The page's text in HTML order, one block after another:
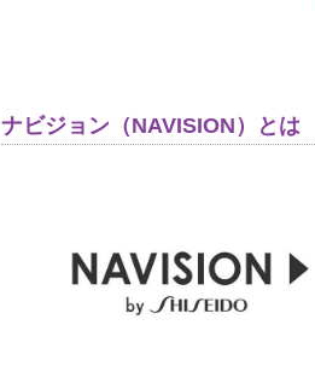
2024/01/14
鼻の毛穴が気になっていたので
ナビジョン（NAVISION）とは